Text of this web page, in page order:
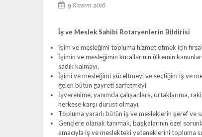
9 Kasım 2016
İş ve Meslek Sahibi Rotaryenlerin Bildirisi
İşim ve mesleğimi topluma hizmet etmek için
İşimin ve mesleğimin kurallarının ülkemin
sadık kalmayı,
İşimi ve mesleğimi yüceltmeyi ve seçtiğim iş ve
gelen bütün gayreti sarfetmeyi,
İşverenime, yanımda çalışanlara, ortaklarıma,
herkese karşı dürüst olmayı,
Topluma yararlı bütün iş ve mesleklerin şeref ve
Gençlere olanak tanımak, başkalarının özel
amacıyla iş ve meslekteki yeteneklerini topluma